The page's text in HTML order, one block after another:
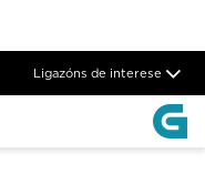
vista
Ligazóns de interese